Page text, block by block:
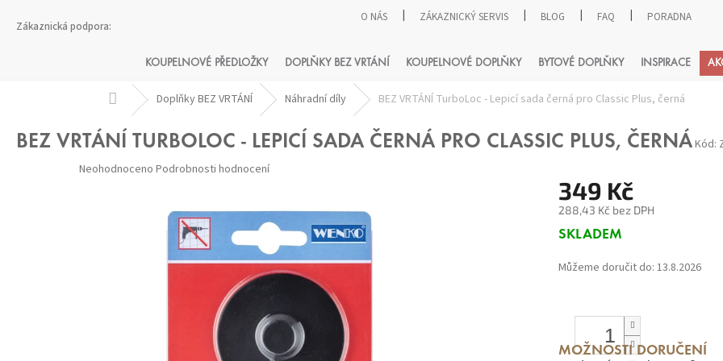
O NÁS ZÁKAZNICKÝ SERVIS BLOG FAQ PORADNA
HLEDAT
KOUPELNOVÉ PŘEDLOŽKY DOPLŇKY BEZ VRTÁNÍ KOUPELNOVÉ DOPLŇKY BYTOVÉ DOPLŇKY INSPIRACE
Domů Doplňky BEZ VRTÁNÍ Náhradní díly BEZ VRTÁNÍ TurboLoc - Lepicí sada černá pro Classic Plus, černá
BEZ VRTÁNÍ TURBOLOC - LEPICÍ SADA ČERNÁ PRO CLASSIC PLUS, ČERNÁKód:
Průměrné
hodnocení
Neohodnoceno Podrobnosti hodnocení
349 Kč
288,43 Kč bez DPH
Měrná
SKLADEM
Můžeme doručit do: 13.8.2026
MOŽNOSTI DORUČENÍ